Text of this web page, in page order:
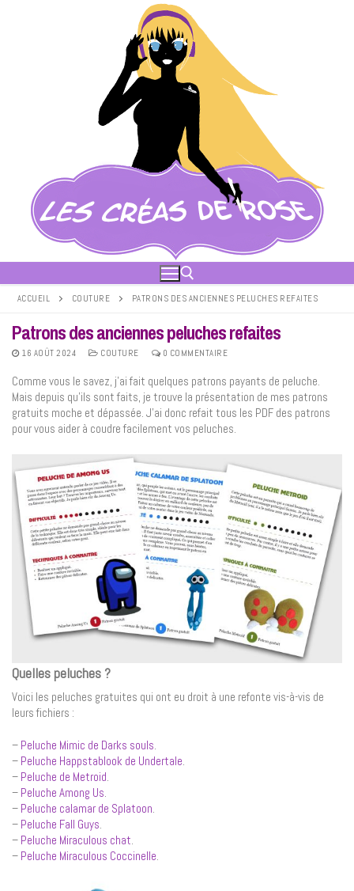
Rechercher :
ACCUEIL COUTURE PATRONS DES ANCIENNES PELUCHES REFAITES
Patrons des anciennes peluches refaites
16 AOÛT 2024 COUTURE 0 COMMENTAIRE
Comme vous le savez, j’ai fait quelques patrons payants de peluche.
Mais depuis qu’ils sont faits, je trouve la présentation de mes patrons
gratuits moche et dépassée. J’ai donc refait tous les PDF des patrons
pour vous aider à coudre facilement vos peluches.
Quelles peluches ?
Voici les peluches gratuites qui ont eu droit à une refonte vis-à-vis de
leurs fichiers :
– Peluche Mimic de Darks souls.
– Peluche Happstablook de Undertale.
– Peluche de Metroid.
– Peluche Among Us.
– Peluche calamar de Splatoon.
– Peluche Fall Guys.
– Peluche Miraculous chat.
– Peluche Miraculous Coccinelle.